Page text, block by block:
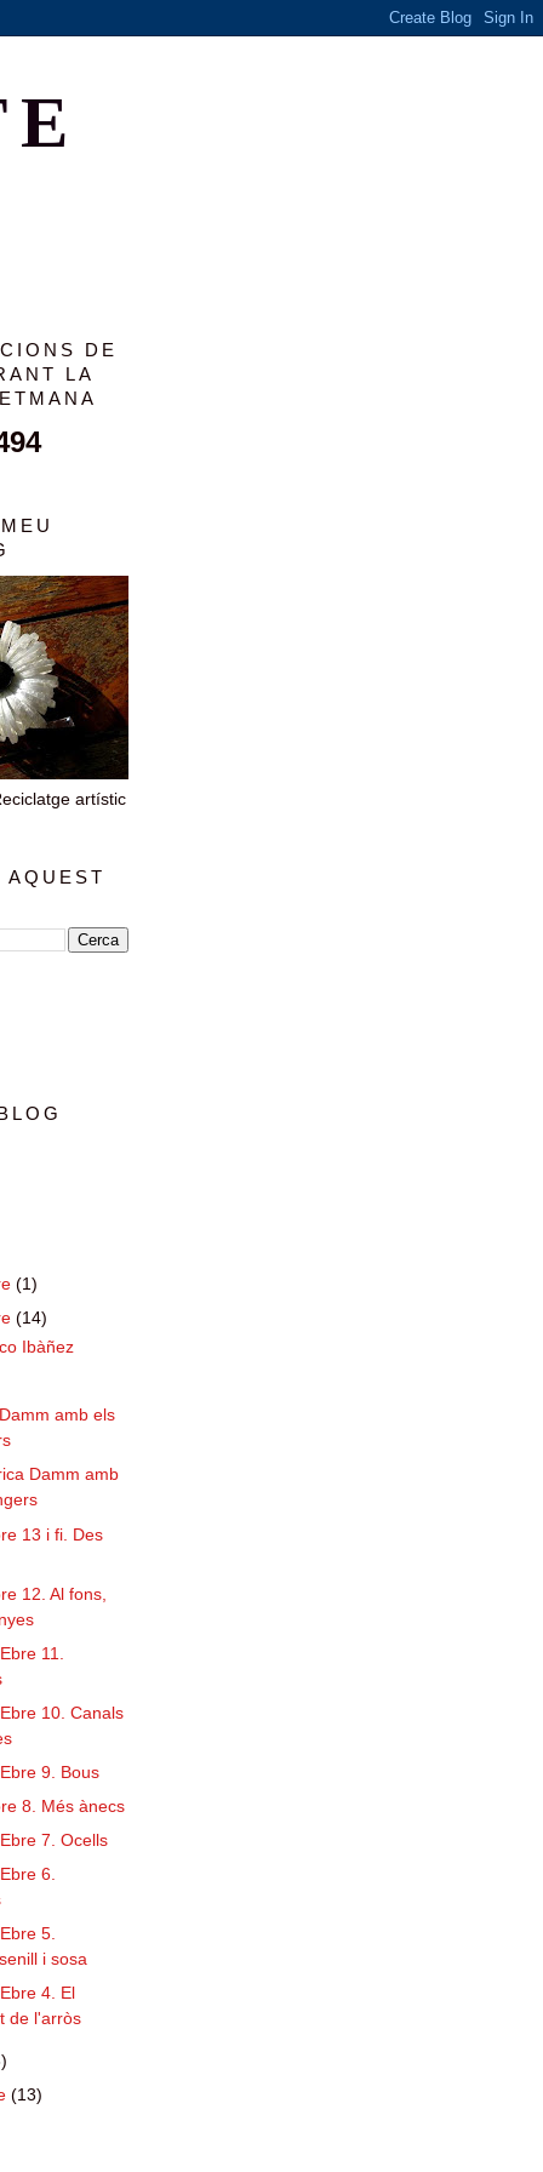
DE
LA
artístic
AQUEST
(1)
(14)
Ibàñez
amb els
Damm amb
13 i fi. Des
12. Al fons,
11.
10. Canals
9. Bous
8. Més ànecs
7. Ocells
6.
5.
i sosa
4. El
de l'arròs
(13)